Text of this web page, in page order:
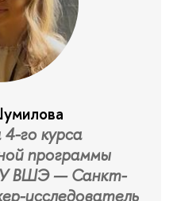
го курса
программы
ВШЭ — Санкт-
исследователь